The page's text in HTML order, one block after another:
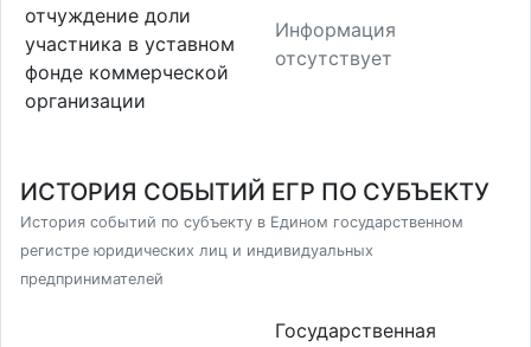
отчуждение доли
участника в уставном
фонде коммерческой
организации
Информация
отсутствует
ИСТОРИЯ СОБЫТИЙ ЕГР ПО СУБЪЕКТУ
История событий по субъекту в Едином государственном
регистре юридических лиц и индивидуальных
предпринимателей
Государственная